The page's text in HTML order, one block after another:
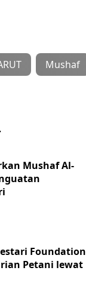
Mushaf
Mushaf Al-
Foundation
Petani lewat